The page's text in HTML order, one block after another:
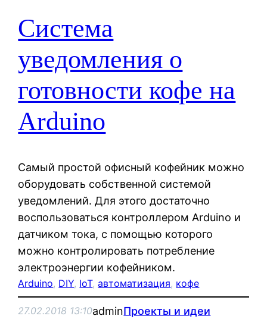
Система
уведомления о
готовности кофе на
Arduino
Самый простой офисный кофейник можно
оборудовать собственной системой
уведомлений. Для этого достаточно
воспользоваться контроллером Arduino и
датчиком тока, с помощью которого
можно контролировать потребление
электроэнергии кофейником.
Arduino, DIY, IoT, автоматизация, кофе
27.02.2018 13:10adminПроекты и идеи